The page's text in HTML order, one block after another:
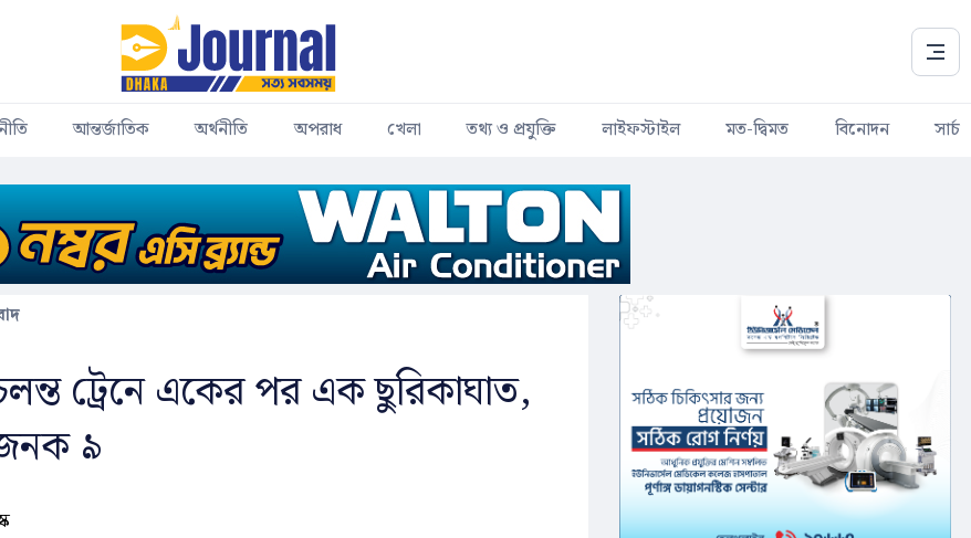
আন্তর্জাতিক অর্থনীতি অপরাধ খেলা তথ্য ও প্রযুক্তি লাইফস্টাইল মত-দ্বিমত বিনোদন সার্চ
ট্রেনে একের পর এক ছুরিকাঘাত,
৯